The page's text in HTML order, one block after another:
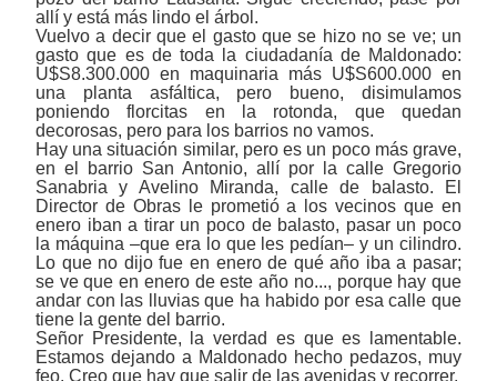
allí y está más lindo el árbol.
Vuelvo a decir que el gasto que se hizo no se ve; un
gasto que es de toda la ciudadanía de Maldonado:
U$S8.300.000 en maquinaria más U$S600.000 en
una planta asfáltica, pero bueno, disimulamos
poniendo florcitas en la rotonda, que quedan
decorosas, pero para los barrios no vamos.
Hay una situación similar, pero es un poco más grave,
en el barrio San Antonio, allí por la calle Gregorio
Sanabria y Avelino Miranda, calle de balasto. El
Director de Obras le prometió a los vecinos que en
enero iban a tirar un poco de balasto, pasar un poco
la máquina ‒que era lo que les pedían‒ y un cilindro.
Lo que no dijo fue en enero de qué año iba a pasar;
se ve que en enero de este año no..., porque hay que
andar con las lluvias que ha habido por esa calle que
tiene la gente del barrio.
Señor Presidente, la verdad es que es lamentable.
Estamos dejando a Maldonado hecho pedazos, muy
feo. Creo que hay que salir de las avenidas y recorrer.